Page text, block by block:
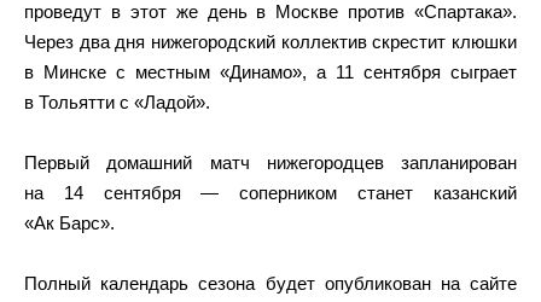
проведут в этот же день в Москве против «Спартака».
Через два дня нижегородский коллектив скрестит клюшки
в Минске с местным «Динамо», а 11 сентября сыграет
в Тольятти с «Ладой».
Первый домашний матч нижегородцев запланирован
на 14 сентября — соперником станет казанский
«Ак Барс».
Полный календарь сезона будет опубликован на сайте